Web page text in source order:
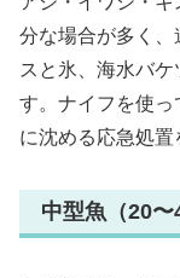
分な場合が多く、
スと氷、海水バ
す。ナイフを使
に沈める応急処置
中型魚（20